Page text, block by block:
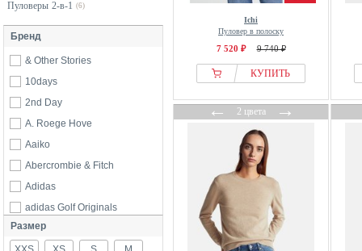
Пуловеры 2-в-1 (6)
Бренд
& Other Stories
10days
2nd Day
A. Roege Hove
Aaiko
Abercrombie & Fitch
Adidas
adidas Golf Originals
ADL
Размер
Ichi
Пуловер в полоску
7 520 ₽ 9 740 ₽
КУПИТЬ
←2 цвета→